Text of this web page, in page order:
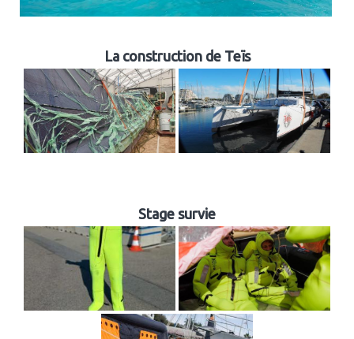
La construction de Teïs
Stage survie